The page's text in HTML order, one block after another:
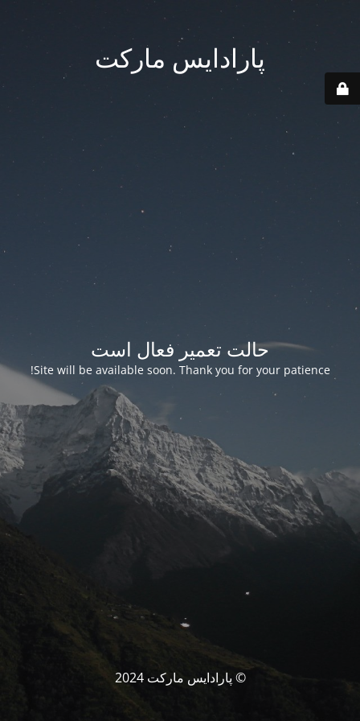
پارادایس مارکت
حالت تعمیر فعال است
Site will be available soon. Thank you for your patience!
© پارادایس مارکت 2024